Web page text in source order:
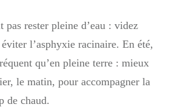
pas rester pleine d’eau : videz
l’asphyxie racinaire. En été,
qu’en pleine terre : mieux
le matin, pour accompagner la
de chaud.